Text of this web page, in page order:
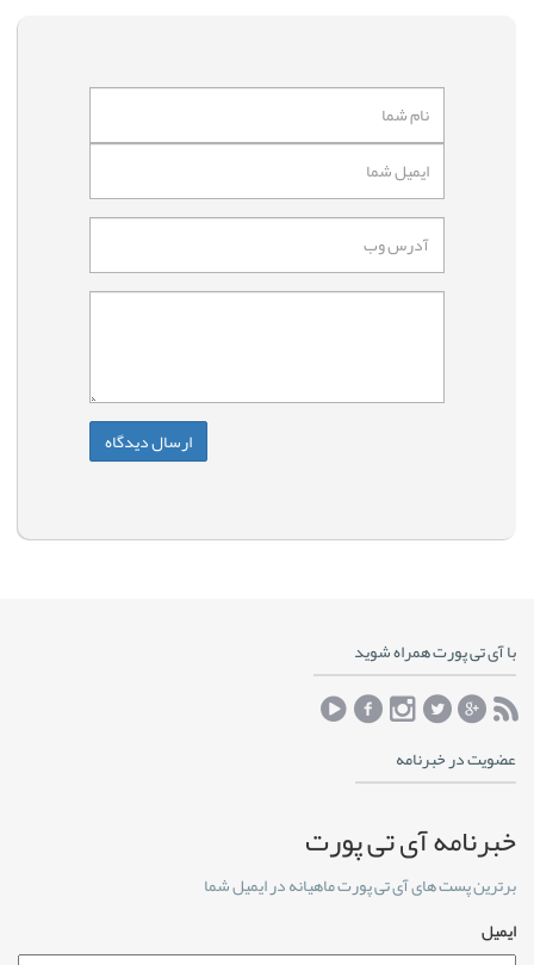
با آی تی پورت همراه شوید
عضویت در خبرنامه
خبرنامه آی تی پورت
برترین پست های آی تی پورت ماهیانه در ایمیل شما
ایمیل